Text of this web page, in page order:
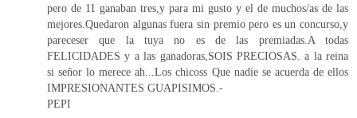
pero de 11 ganaban tres,y para mi gusto y el de muchos/as de las
mejores.Quedaron algunas fuera sin premio pero es un concurso,y
pareceser que la tuya no es de las premiadas.A todas
FELICIDADES y a las ganadoras,SOIS PRECIOSAS. a la reina
si señor lo merece ah...Los chicoss Que nadie se acuerda de ellos
IMPRESIONANTES GUAPISIMOS.-
PEPI